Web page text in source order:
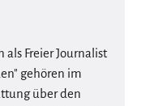
als Freier Journalist
gehören im
über den